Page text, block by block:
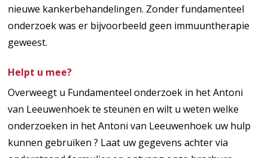
nieuwe kankerbehandelingen. Zonder fundamenteel
onderzoek was er bijvoorbeeld geen immuuntherapie
geweest.
Helpt u mee?
Overweegt u Fundamenteel onderzoek in het Antoni
van Leeuwenhoek te steunen en wilt u weten welke
onderzoeken in het Antoni van Leeuwenhoek uw hulp
kunnen gebruiken ? Laat uw gegevens achter via